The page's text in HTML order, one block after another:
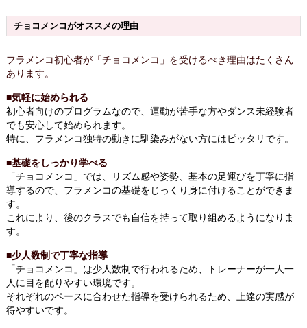
チョコメンコがオススメの理由
フラメンコ初心者が「チョコメンコ」を受けるべき理由はたくさん
あります。
■気軽に始められる
初心者向けのプログラムなので、運動が苦手な方やダンス未経験者
でも安心して始められます。
特に、フラメンコ独特の動きに馴染みがない方にはピッタリです。
■基礎をしっかり学べる
「チョコメンコ」では、リズム感や姿勢、基本の足運びを丁寧に指
導するので、フラメンコの基礎をじっくり身に付けることができま
す。
これにより、後のクラスでも自信を持って取り組めるようになりま
す。
■少人数制で丁寧な指導
「チョコメンコ」は少人数制で行われるため、トレーナーが一人一
人に目を配りやすい環境です。
それぞれのペースに合わせた指導を受けられるため、上達の実感が
得やすいです。